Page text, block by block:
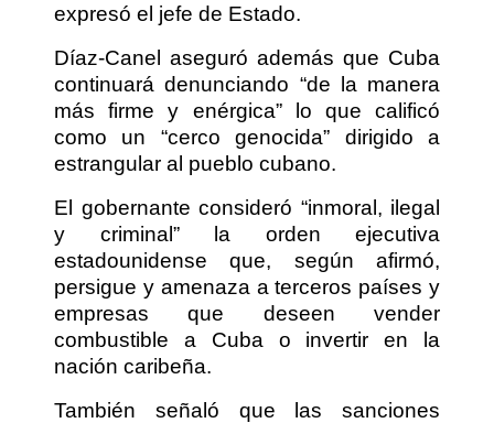
expresó el jefe de Estado.
Díaz-Canel aseguró además que Cuba
continuará denunciando “de la manera
más firme y enérgica” lo que calificó
como un “cerco genocida” dirigido a
estrangular al pueblo cubano.
El gobernante consideró “inmoral, ilegal
y criminal” la orden ejecutiva
estadounidense que, según afirmó,
persigue y amenaza a terceros países y
empresas que deseen vender
combustible a Cuba o invertir en la
nación caribeña.
También señaló que las sanciones